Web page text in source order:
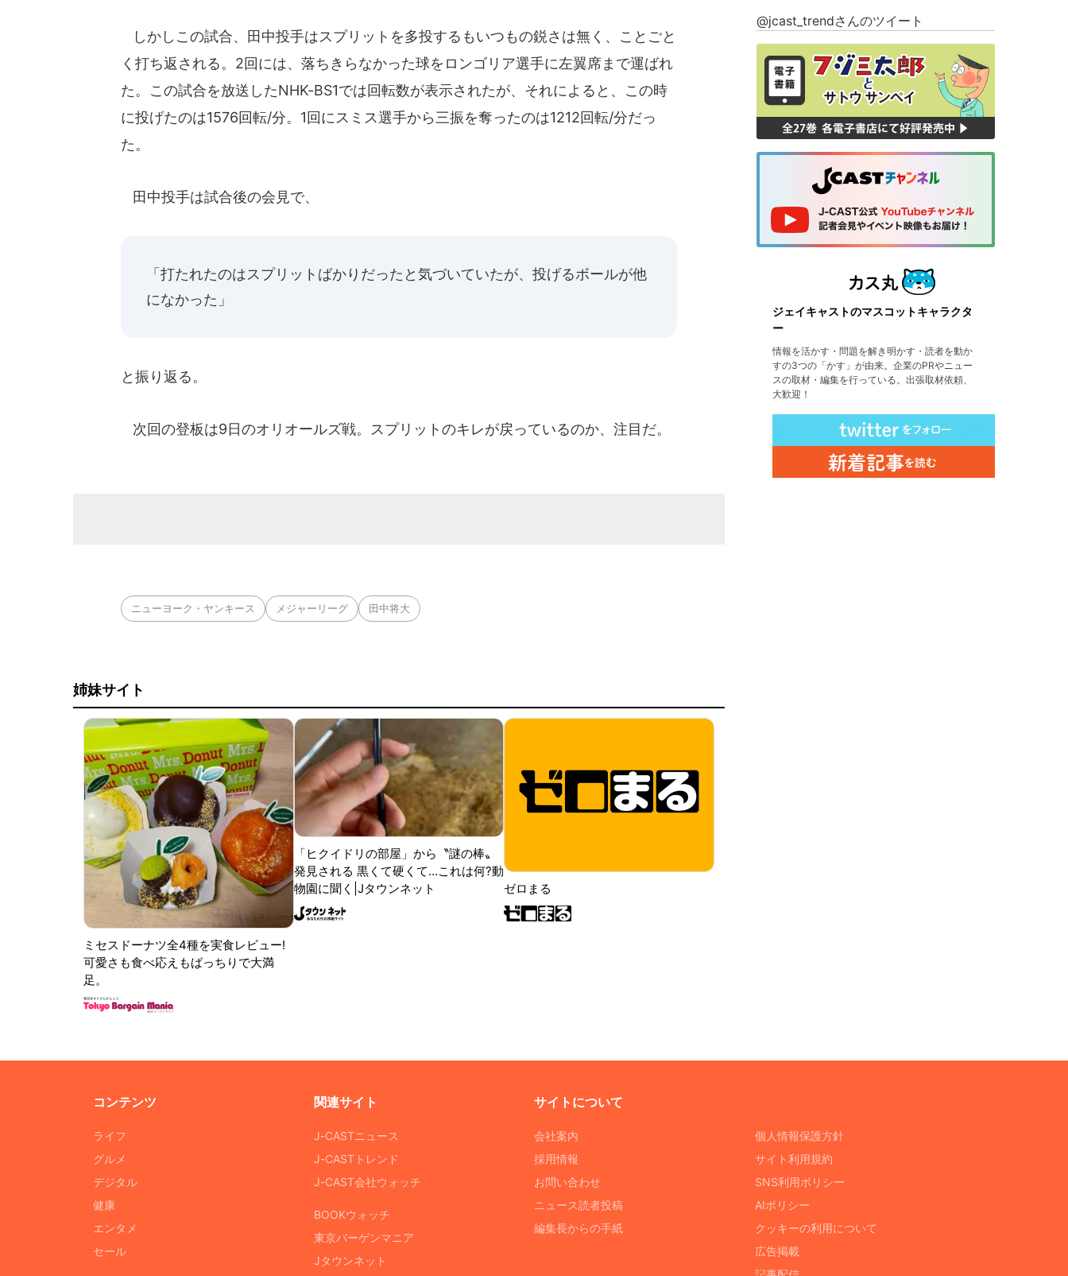
しかしこの試合、田中投手はスプリットを多投するもいつもの鋭さは無く、ことごと
く打ち返される。2回には、落ちきらなかった球をロンゴリア選手に左翼席まで運ばれ
た。この試合を放送したNHK-BS1では回転数が表示されたが、それによると、この時
に投げたのは1576回転/分。1回にスミス選手から三振を奪ったのは1212回転/分だっ
た。
田中投手は試合後の会見で、
「打たれたのはスプリットばかりだったと気づいていたが、投げるボールが他
になかった」
と振り返る。
次回の登板は9日のオリオールズ戦。スプリットのキレが戻っているのか、注目だ。
ニューヨーク・ヤンキース メジャーリーグ 田中将大
姉妹サイト
ミセスドーナツ全4種を実食レビュー!
可愛さも食べ応えもばっちりで大満
足。
「ヒクイドリの部屋」から〝謎の棒〟
発見される 黒くて硬くて...これは何?動
物園に聞く|Jタウンネット
ゼロまる
@jcast_trendさんのツイート
ジェイキャストのマスコットキャラクタ
ー
情報を活かす・問題を解き明かす・読者を動か
すの3つの「かす」が由来。企業のPRやニュー
スの取材・編集を行っている。出張取材依頼、
大歓迎！
コンテンツ
ライフ
グルメ
デジタル
健康
エンタメ
セール
関連サイト
J-CASTニュース
J-CASTトレンド
J-CAST会社ウォッチ
BOOKウォッチ
東京バーゲンマニア
Jタウンネット
サイトについて
会社案内
採用情報
お問い合わせ
ニュース読者投稿
編集長からの手紙
個人情報保護方針
サイト利用規約
SNS利用ポリシー
AIポリシー
クッキーの利用について
広告掲載